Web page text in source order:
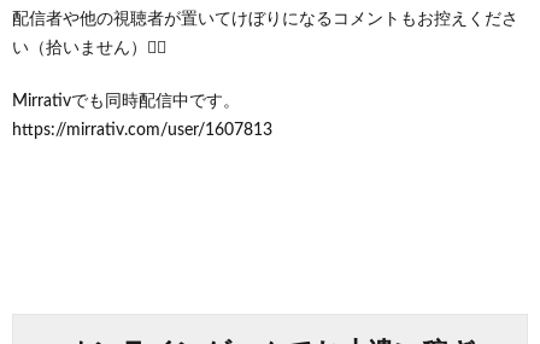
配信者や他の視聴者が置いてけぼりになるコメントもお控えくださ
い（拾いません）🙇‍♂️
Mirrativでも同時配信中です。
https://mirrativ.com/user/1607813